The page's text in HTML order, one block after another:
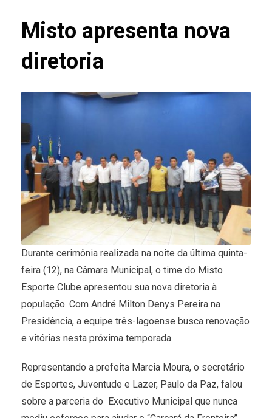
Misto apresenta nova
diretoria
Durante cerimônia realizada na noite da última quinta-
feira (12), na Câmara Municipal, o time do Misto
Esporte Clube apresentou sua nova diretoria à
população. Com André Milton Denys Pereira na
Presidência, a equipe três-lagoense busca renovação
e vitórias nesta próxima temporada.
Representando a prefeita Marcia Moura, o secretário
de Esportes, Juventude e Lazer, Paulo da Paz, falou
sobre a parceria do Executivo Municipal que nunca